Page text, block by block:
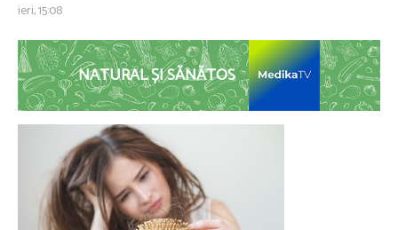
ieri, 15:08
NATURAL ȘI SĂNĂTOS